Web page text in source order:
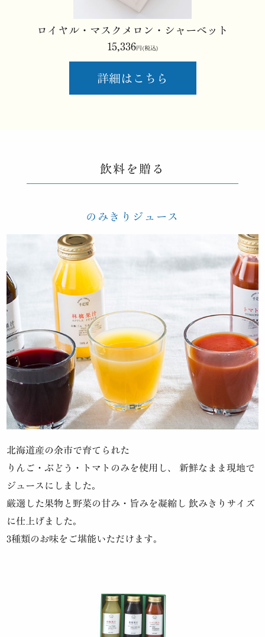
ロイヤル・マスクメロン・シャーベット
15,336円(税込)
詳細はこちら
飲料を贈る
のみきりジュース
北海道産の余市で育てられた
りんご・ぶどう・トマトのみを使用し、
新鮮なまま現地で
ジュースにしました。
厳選した果物と野菜の甘み・旨みを凝縮し 飲みきりサイズ
に仕上げました。
3種類のお味をご堪能いただけます。